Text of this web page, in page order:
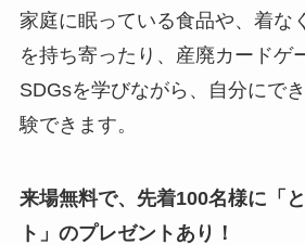
家庭に眠っている食品や、着な
を持ち寄ったり、産廃カードゲ
SDGsを学びながら、自分にで
験できます。
来場無料で、先着100名様に「
ト」のプレゼントあり！